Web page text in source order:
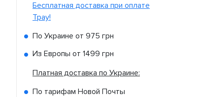
Бесплатная доставка при оплате
Tpay!
По Украине от 975 грн
Из Европы от 1499 грн
Платная доставка по Украине:
По тарифам Новой Почты